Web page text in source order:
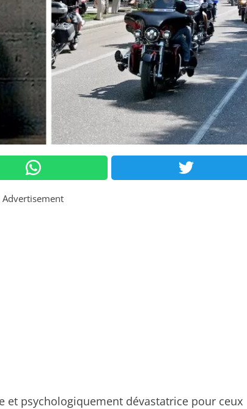
Advertisement
psychologiquement dévastatrice pour ceux